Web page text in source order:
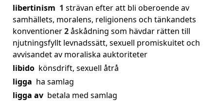
libertinism 1 strävan efter att bli oberoende av
samhällets, moralens, religionens och tänkandets
konventioner2åskådning som hävdar rätten till
njutningsfyllt levnadssätt, sexuell promiskuitet och
avvisandet av moraliska auktoriteter
libido könsdrift, sexuell åtrå
ligga ha samlag
ligga av betala med samlag